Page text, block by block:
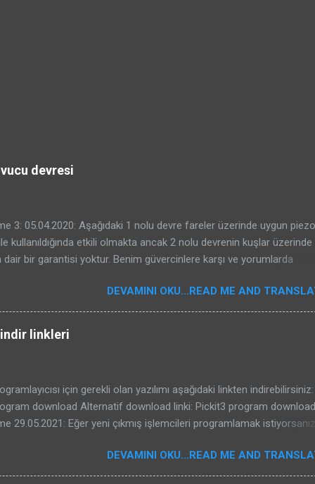
devresi
3: 05.04.2020: Aşağıdaki 1 nolu devre fareler üzerinde uygun piezo
kullanıldığında etkili olmakta ancak 2 nolu devrenin kuşlar üzerinde
dair bir garantisi yoktur. Benim güvercinlere karşı ve yorumlarda
gelmeyebilir. Kuş kovucular oldukça karışık sistemlerdir. Kullanılacak
nedenle konunun özü olan kuşların duydukları seslerin
yazdım. Bu devreyi veya internetten bulduğunuz bir kuş kovucu
Devreyi delikli plaket üzerine kurdum. 7824 ile yapılmış... inide
ettim. Aşağıda ultrasonik kovucu ve be...
DEVAMINI OKU...READ ME AND
linkleri
için gerekli olan yazılımı aşağıdaki linkten indirebilirsiniz:
download Alternatif download linki: Pickit3 program download
29.05.2021: Eğer yeni çıkmış işlemcileri programlamak istiyorsanız
dosyasıda 1 noluy klasör içinde mevcuttur. Dosya içindeki
kullanılabilir. pickitplus download Bu linktende en güncel
DEVAMINI OKU...READ ME AND